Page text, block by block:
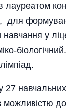
для
у
навчальних
можливістю